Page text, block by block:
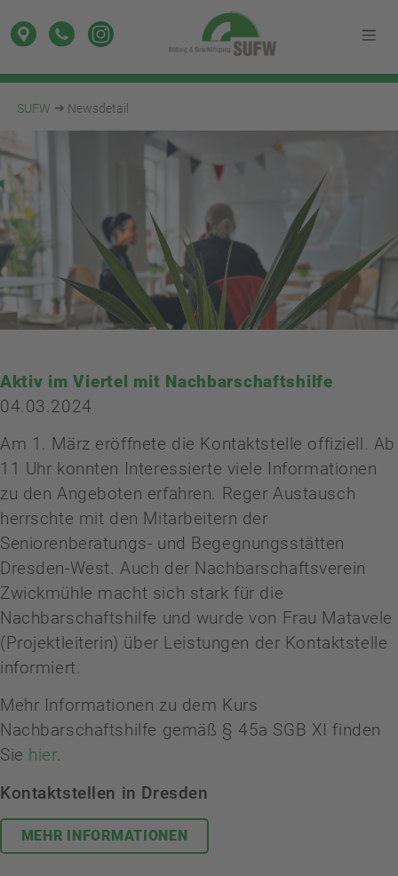
SUFW Newsdetail
Aktiv im Viertel mit Nachbarschaftshilfe
04.03.2024
Am 1. März eröffnete die Kontaktstelle offiziell. Ab
11 Uhr konnten Interessierte viele Informationen
zu den Angeboten erfahren. Reger Austausch
herrschte mit den Mitarbeitern der
Seniorenberatungs- und Begegnungsstätten
Dresden-West. Auch der Nachbarschaftsverein
Zwickmühle macht sich stark für die
Nachbarschaftshilfe und wurde von Frau Matavele
(Projektleiterin) über Leistungen der Kontaktstelle
informiert.
Mehr Informationen zu dem Kurs
Nachbarschaftshilfe gemäß § 45a SGB XI finden
Sie hier.
Kontaktstellen in Dresden
MEHR INFORMATIONEN